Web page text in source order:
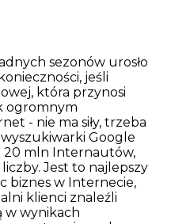
sezonów urosło
jeśli
która przynosi
ogromnym
- nie ma siły, trzeba
Google
20 mln Internautów,
Jest to najlepszy
biznes w Internecie,
klienci znaleźli
w wynikach